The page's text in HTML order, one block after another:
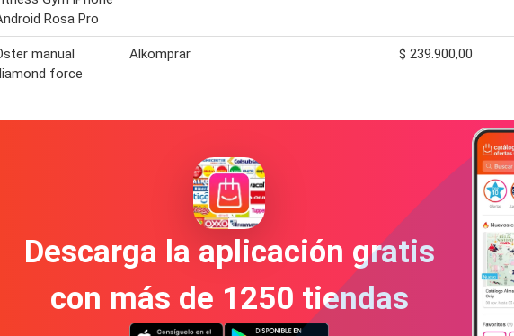
Rosa Pro
manual
force
Alkomprar $ 239.900,00
Descarga la aplicación gratis
con más de 1250 tiendas